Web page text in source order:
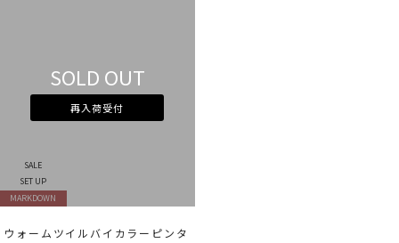
SOLD OUT
再入荷受付
SALE
SET UP
MARKDOWN
ウォームツイルバイカラーピンタ